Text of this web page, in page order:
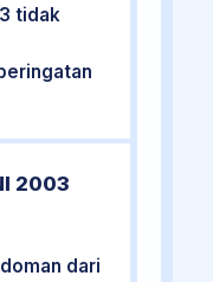
tidak
2003
dari